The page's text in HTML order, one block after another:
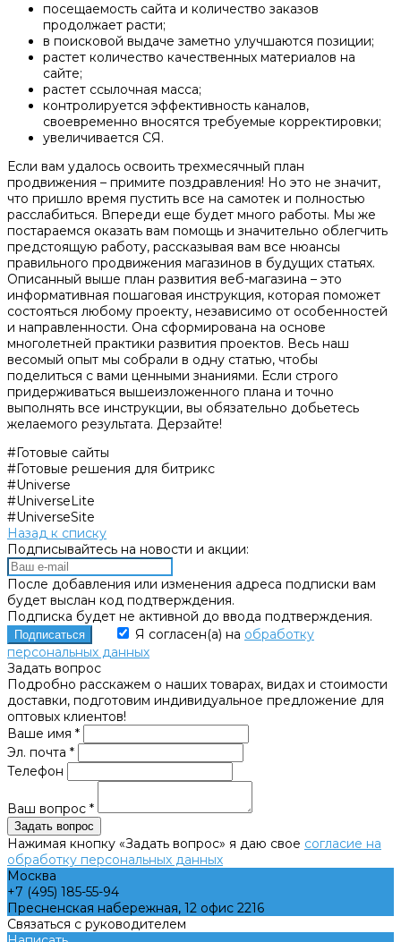
посещаемость сайта и количество заказов
продолжает расти;
в поисковой выдаче заметно улучшаются позиции;
растет количество качественных материалов на
сайте;
растет ссылочная масса;
контролируется эффективность каналов,
своевременно вносятся требуемые корректировки;
увеличивается СЯ.
Если вам удалось освоить трехмесячный план
продвижения – примите поздравления! Но это не значит,
что пришло время пустить все на самотек и полностью
расслабиться. Впереди еще будет много работы. Мы же
постараемся оказать вам помощь и значительно облегчить
предстоящую работу, рассказывая вам все нюансы
правильного продвижения магазинов в будущих статьях.
Описанный выше план развития веб-магазина – это
информативная пошаговая инструкция, которая поможет
состояться любому проекту, независимо от особенностей
и направленности. Она сформирована на основе
многолетней практики развития проектов. Весь наш
весомый опыт мы собрали в одну статью, чтобы
поделиться с вами ценными знаниями. Если строго
придерживаться вышеизложенного плана и точно
выполнять все инструкции, вы обязательно добьетесь
желаемого результата. Дерзайте!
#Готовые сайты
#Готовые решения для битрикс
#Universe
#UniverseLite
#UniverseSite
Назад к списку
Подписывайтесь на новости и акции:
После добавления или изменения адреса подписки вам
будет выслан код подтверждения.
Подписка будет не активной до ввода подтверждения.
Я согласен(а) на обработку
персональных данных
Задать вопрос
Подробно расскажем о наших товарах, видах и стоимости
доставки, подготовим индивидуальное предложение для
оптовых клиентов!
Ваше имя *
Эл. почта *
Телефон
Ваш вопрос *
Нажимая кнопку «Задать вопрос» я даю свое согласие на
обработку персональных данных
Москва
+7 (495) 185-55-94
Пресненская набережная, 12 офис 2216
Связаться с руководителем